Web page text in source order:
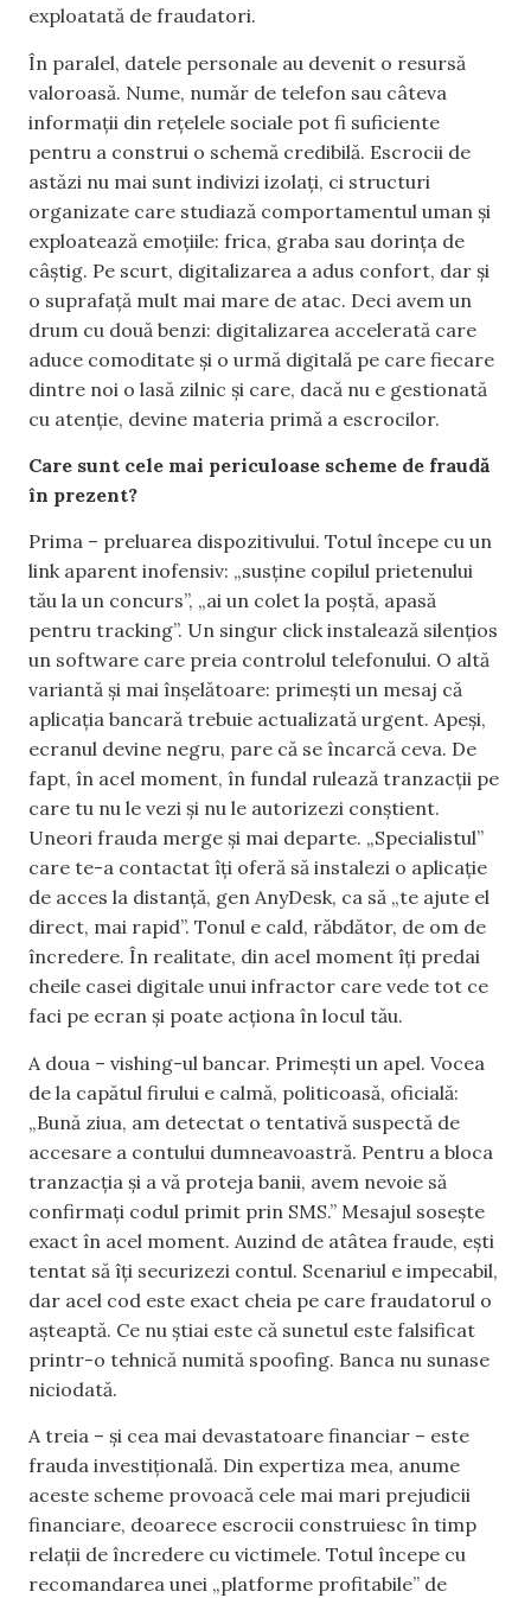
exploatată de fraudatori.
În paralel, datele personale au devenit o resursă
valoroasă. Nume, număr de telefon sau câteva
informații din rețelele sociale pot fi suficiente
pentru a construi o schemă credibilă. Escrocii de
astăzi nu mai sunt indivizi izolați, ci structuri
organizate care studiază comportamentul uman și
exploatează emoțiile: frica, graba sau dorința de
câștig. Pe scurt, digitalizarea a adus confort, dar și
o suprafață mult mai mare de atac. Deci avem un
drum cu două benzi: digitalizarea accelerată care
aduce comoditate și o urmă digitală pe care fiecare
dintre noi o lasă zilnic și care, dacă nu e gestionată
cu atenție, devine materia primă a escrocilor.
Care sunt cele mai periculoase scheme de fraudă
în prezent?
Prima – preluarea dispozitivului. Totul începe cu un
link aparent inofensiv: „susține copilul prietenului
tău la un concurs”, „ai un colet la poștă, apasă
pentru tracking”. Un singur click instalează silențios
un software care preia controlul telefonului. O altă
variantă și mai înșelătoare: primești un mesaj că
aplicația bancară trebuie actualizată urgent. Apeși,
ecranul devine negru, pare că se încarcă ceva. De
fapt, în acel moment, în fundal rulează tranzacții pe
care tu nu le vezi și nu le autorizezi conștient.
Uneori frauda merge și mai departe. „Specialistul”
care te-a contactat îți oferă să instalezi o aplicație
de acces la distanță, gen AnyDesk, ca să „te ajute el
direct, mai rapid”. Tonul e cald, răbdător, de om de
încredere. În realitate, din acel moment îți predai
cheile casei digitale unui infractor care vede tot ce
faci pe ecran și poate acționa în locul tău.
A doua – vishing-ul bancar. Primești un apel. Vocea
de la capătul firului e calmă, politicoasă, oficială:
„Bună ziua, am detectat o tentativă suspectă de
accesare a contului dumneavoastră. Pentru a bloca
tranzacția și a vă proteja banii, avem nevoie să
confirmați codul primit prin SMS.” Mesajul sosește
exact în acel moment. Auzind de atâtea fraude, ești
tentat să îți securizezi contul. Scenariul e impecabil,
dar acel cod este exact cheia pe care fraudatorul o
așteaptă. Ce nu știai este că sunetul este falsificat
printr-o tehnică numită spoofing. Banca nu sunase
niciodată.
A treia – și cea mai devastatoare financiar – este
frauda investițională. Din expertiza mea, anume
aceste scheme provoacă cele mai mari prejudicii
financiare, deoarece escrocii construiesc în timp
relații de încredere cu victimele. Totul începe cu
recomandarea unei „platforme profitabile” de